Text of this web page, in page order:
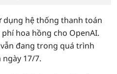
hệ thống thanh toán
hoa hồng cho OpenAI.
đang trong quá trình
17/7.